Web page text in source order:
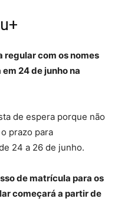
regular com os nomes
24 de junho na
de espera porque não
prazo para
24 a 26 de junho.
de matrícula para os
começará a partir de